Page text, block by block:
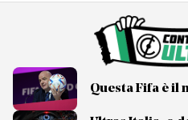
Questa Fifa è il